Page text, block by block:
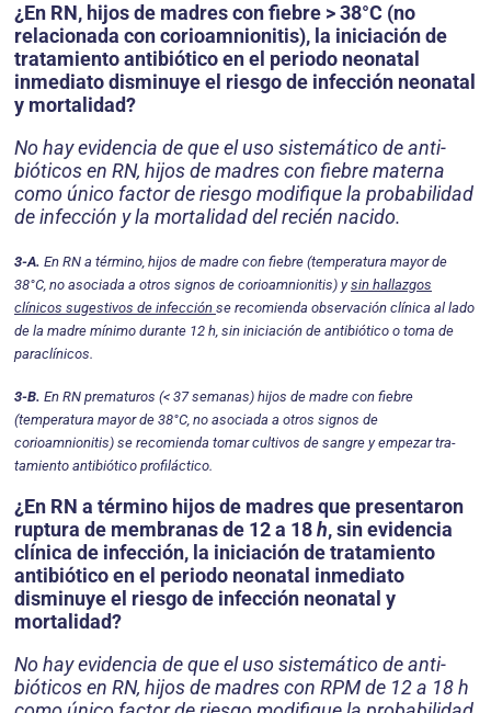
¿En RN, hijos de madres con fiebre > 38°C (no
relacionada con corioamnionitis), la iniciación de
tratamiento antibiótico en el periodo neonatal
inmediato disminuye el riesgo de infección neonatal
y mortalidad?
No hay evidencia de que el uso sistemático de anti­
bióticos en RN, hijos de madres con fiebre materna
como único factor de riesgo modifique la probabili­dad
de infección y la mortalidad del recién nacido.
3-A. En RN a término, hijos de madre con fiebre (temperatura mayor de
38°C, no asociada a otros signos de corioamnionitis) ysin hallazgos
clínicos sugestivos de infección se recomienda observación clínica al lado
de la madre mínimo durante 12 h, sin iniciación de antibiótico o toma de
paraclínicos.
3-B. En RN prematuros (< 37 semanas) hijos de madre con fiebre
(temperatura mayor de 38°C, no asociada a otros signos de
corioamnionitis) se re­comienda tomar cultivos de sangre y empezar tra­
tamiento antibiótico profiláctico.
¿En RN a término hijos de madres que presentaron
ruptura de membranas de 12 a 18h, sin evidencia
clínica de infección, la iniciación de tratamiento
antibiótico en el periodo neonatal inmediato
disminuye el riesgo de infección neonatal y
mortalidad?
No hay evidencia de que el uso sistemático de anti­
bióticos en RN, hijos de madres con RPM de 12 a 18 h